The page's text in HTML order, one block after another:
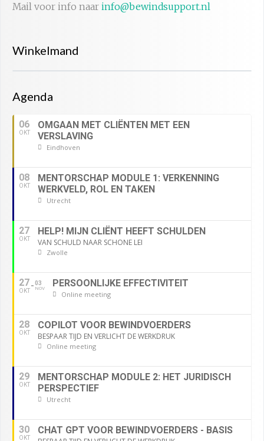
Mail voor info naar info@bewindsupport.nl
Winkelmand
Agenda
06
OKT
OMGAAN MET CLIËNTEN MET EEN
VERSLAVING
Eindhoven
08
OKT
MENTORSCHAP MODULE 1: VERKENNING
WERKVELD, ROL EN TAKEN
Utrecht
27
OKT
HELP! MIJN CLIËNT HEEFT SCHULDEN
VAN SCHULD NAAR SCHONE LEI
Zwolle
27
OKT
03
NOV PERSOONLIJKE EFFECTIVITEIT
Online meeting
28
OKT
COPILOT VOOR BEWINDVOERDERS
BESPAAR TIJD EN VERLICHT DE WERKDRUK
Online meeting
29
OKT
MENTORSCHAP MODULE 2: HET JURIDISCH
PERSPECTIEF
Utrecht
30
OKT
CHAT GPT VOOR BEWINDVOERDERS - BASIS